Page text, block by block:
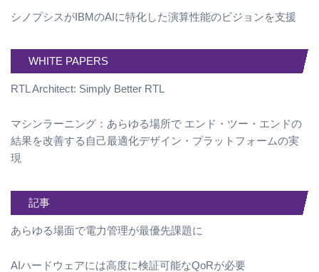
シノプシスがIBMのAIに特化した演算性能のビジョンを支援
WHITE PAPERS
RTL Architect: Simply Better RTL
マシンラーニング：あらゆる場所で エンド・ツー・エンドの
結果を改善する自己最適化デザイン・プラットフォームの実
現
記事
あらゆる場面で電力管理が最優先課題に
AIハードウェアには高度に検証可能なQoRが必要